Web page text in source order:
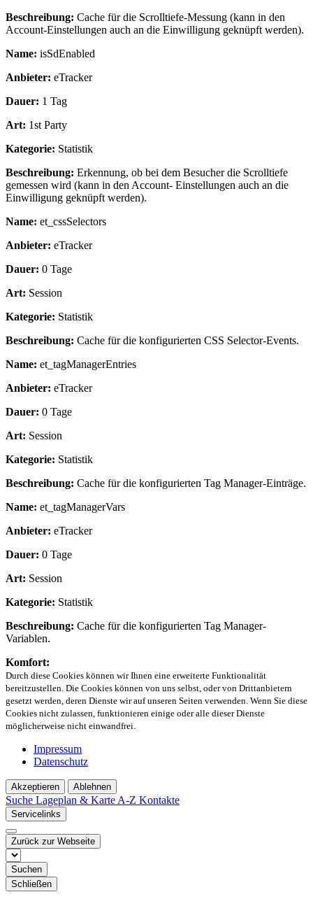
Beschreibung: Cache für die Scrolltiefe-Messung (kann in den
Account-Einstellungen auch an die Einwilligung geknüpft werden).
Name: isSdEnabled
Anbieter: eTracker
Dauer: 1 Tag
Art: 1st Party
Kategorie: Statistik
Beschreibung: Erkennung, ob bei dem Besucher die Scrolltiefe
gemessen wird (kann in den Account- Einstellungen auch an die
Einwilligung geknüpft werden).
Name: et_cssSelectors
Anbieter: eTracker
Dauer: 0 Tage
Art: Session
Kategorie: Statistik
Beschreibung: Cache für die konfigurierten CSS Selector-Events.
Name: et_tagManagerEntries
Anbieter: eTracker
Dauer: 0 Tage
Art: Session
Kategorie: Statistik
Beschreibung: Cache für die konfigurierten Tag Manager-Einträge.
Name: et_tagManagerVars
Anbieter: eTracker
Dauer: 0 Tage
Art: Session
Kategorie: Statistik
Beschreibung: Cache für die konfigurierten Tag Manager-
Variablen.
Komfort:
Durch diese Cookies können wir Ihnen eine erweiterte Funktionalität
bereitzustellen. Die Cookies können von uns selbst, oder von Drittanbietern
gesetzt werden, deren Dienste wir auf unseren Seiten verwenden. Wenn Sie diese
Cookies nicht zulassen, funktionieren einige oder alle dieser Dienste
möglicherweise nicht einwandfrei.
Impressum
Datenschutz
Akzeptieren Ablehnen
Suche Lageplan & Karte A-Z Kontakte
Servicelinks
Zurück zur Webseite
Suchen
Schließen